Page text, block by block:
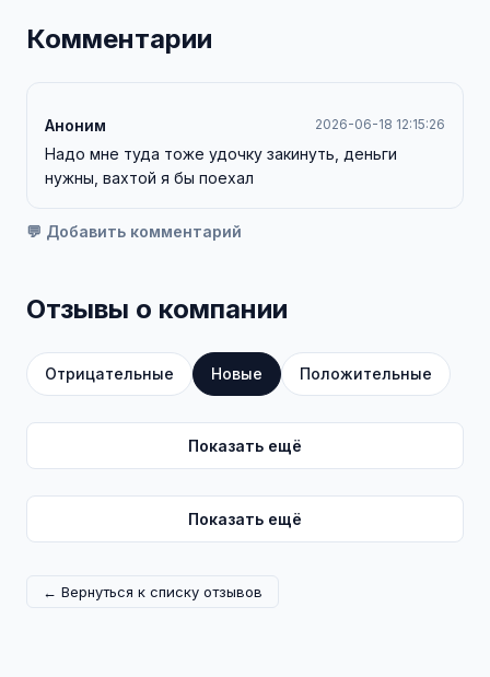
Комментарии
Аноним 2026-06-18 12:15:26
Надо мне туда тоже удочку закинуть, деньги
нужны, вахтой я бы поехал
💬 Добавить комментарий
Отзывы о компании
Отрицательные Новые Положительные
Показать ещё
Показать ещё
← Вернуться к списку отзывов